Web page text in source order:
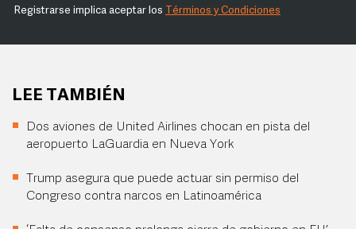
Registrarse implica aceptar los Términos y Condiciones
LEE TAMBIÉN
Dos aviones de United Airlines chocan en pista del
aeropuerto LaGuardia en Nueva York
Trump asegura que puede actuar sin permiso del
Congreso contra narcos en Latinoamérica